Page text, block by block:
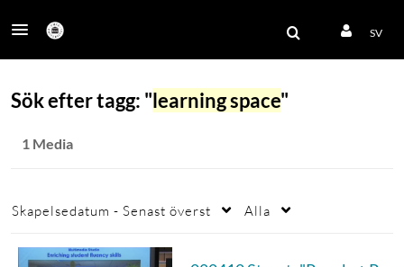
SV
Sök efter tagg: "learning space"
1 Media
Skapelsedatum - Senast överst Alla